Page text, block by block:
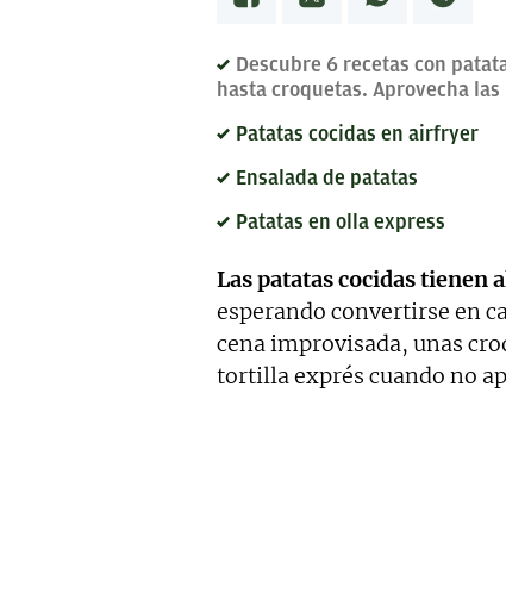
Descubre 6 recetas con
hasta croquetas. Aprovecha
Patatas cocidas en airfryer
Ensalada de patatas
Patatas en olla express
Las patatas cocidas tienen
esperando convertirse en
cena improvisada, unas
tortilla exprés cuando no